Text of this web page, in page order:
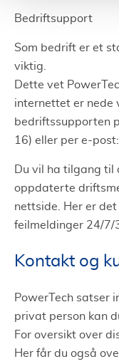
Bedriftsupport
Som bedrift er et
viktig.
Dette vet
internettet er nede
bedriftssupporten
16) eller per e-post:
Du vil ha tilgang til
oppdaterte
nettside. Her er
feilmeldinger 24/7/
Kontakt og
PowerTech satser
privat person kan
For oversikt over
Her får du også